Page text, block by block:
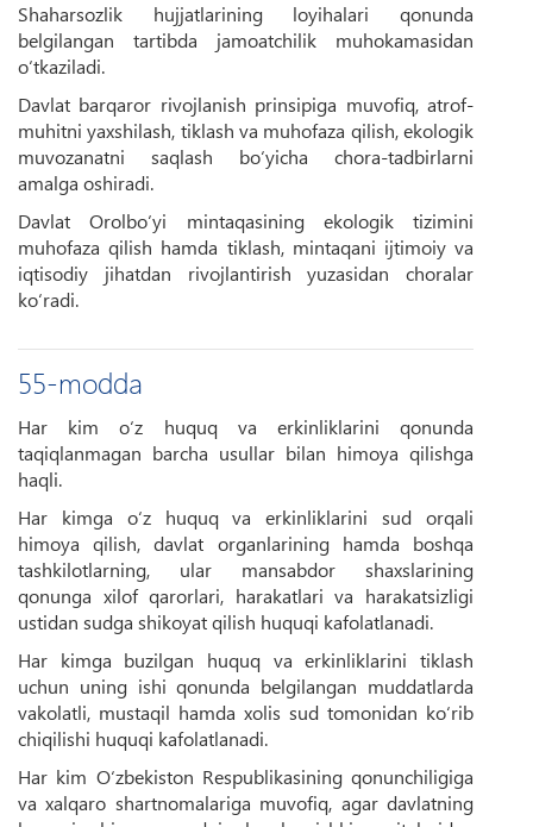
Shaharsozlik hujjatlarining loyihalari qonunda
belgilangan tartibda jamoatchilik muhokamasidan
o‘tkaziladi.
Davlat barqaror rivojlanish prinsipiga muvofiq, atrof-
muhitni yaxshilash, tiklash va muhofaza qilish, ekologik
muvozanatni saqlash bo‘yicha chora-tadbirlarni
amalga oshiradi.
Davlat Orolbo‘yi mintaqasining ekologik tizimini
muhofaza qilish hamda tiklash, mintaqani ijtimoiy va
iqtisodiy jihatdan rivojlantirish yuzasidan choralar
ko‘radi.
55-modda
Har kim o‘z huquq va erkinliklarini qonunda
taqiqlanmagan barcha usullar bilan himoya qilishga
haqli.
Har kimga o‘z huquq va erkinliklarini sud orqali
himoya qilish, davlat organlarining hamda boshqa
tashkilotlarning, ular mansabdor shaxslarining
qonunga xilof qarorlari, harakatlari va harakatsizligi
ustidan sudga shikoyat qilish huquqi kafolatlanadi.
Har kimga buzilgan huquq va erkinliklarini tiklash
uchun uning ishi qonunda belgilangan muddatlarda
vakolatli, mustaqil hamda xolis sud tomonidan ko‘rib
chiqilishi huquqi kafolatlanadi.
Har kim O‘zbekiston Respublikasining qonunchiligiga
va xalqaro shartnomalariga muvofiq, agar davlatning